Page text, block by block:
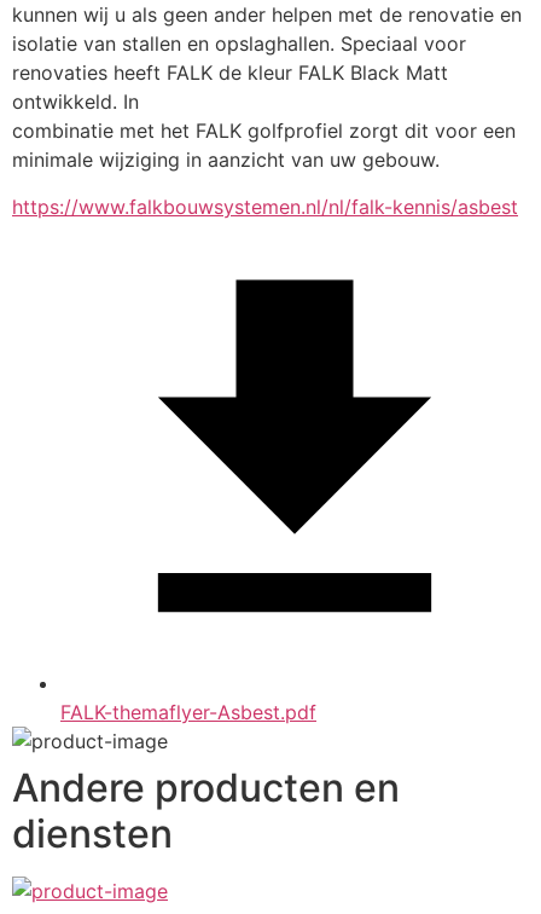
kunnen wij u als geen ander helpen met de renovatie en
isolatie van stallen en opslaghallen. Speciaal voor
renovaties heeft FALK de kleur FALK Black Matt
ontwikkeld. In
combinatie met het FALK golfprofiel zorgt dit voor een
minimale wijziging in aanzicht van uw gebouw.
https://www.falkbouwsystemen.nl/nl/falk-kennis/asbest
FALK-themaflyer-Asbest.pdf
Andere producten en
diensten